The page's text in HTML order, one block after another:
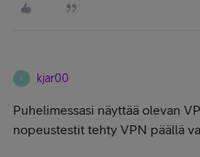
K kjar00
Puhelimessasi näyttää olevan
nopeustestit tehty VPN päällä